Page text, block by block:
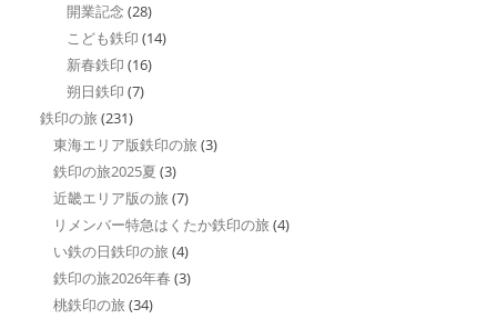
開業記念 (28)
こども鉄印 (14)
新春鉄印 (16)
朔日鉄印 (7)
鉄印の旅 (231)
東海エリア版鉄印の旅 (3)
鉄印の旅2025夏 (3)
近畿エリア版の旅 (7)
リメンバー特急はくたか鉄印の旅 (4)
い鉄の日鉄印の旅 (4)
鉄印の旅2026年春 (3)
桃鉄印の旅 (34)